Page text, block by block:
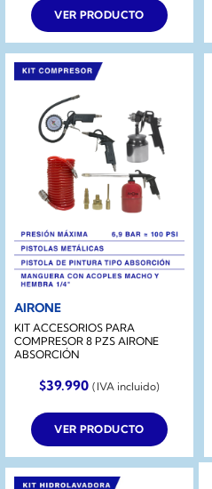
VER PRODUCTO
AIRONE
KIT ACCESORIOS PARA
COMPRESOR 8 PZS AIRONE
ABSORCIÓN
$39.990 (IVA incluido)
VER PRODUCTO